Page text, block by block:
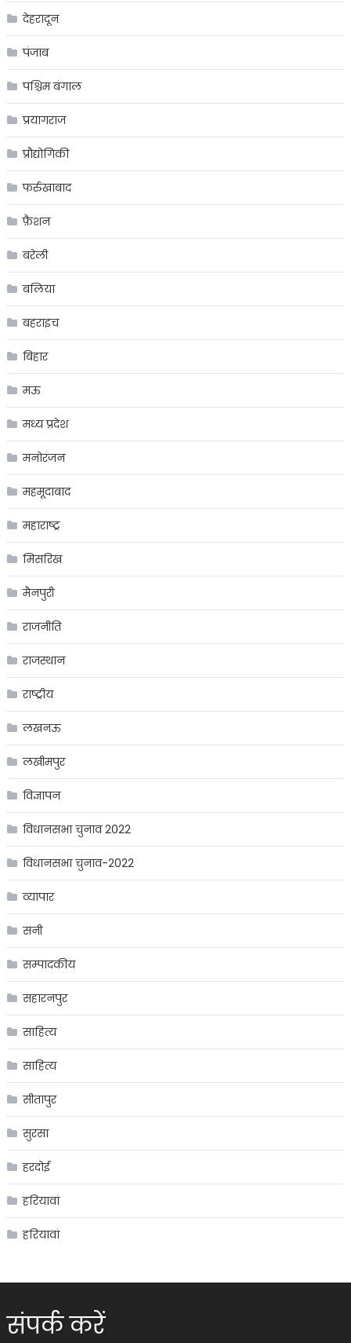
देहरादून
पंजाब
पश्चिम बंगाल
प्रयागराज
प्रौद्योगिकी
फर्रुखाबाद
फ़ैशन
बरेली
बलिया
बहराइच
बिहार
मऊ
मध्य प्रदेश
मनोरंजन
महमूदाबाद
महाराष्ट्र
मिसरिख
मैनपुरी
राजनीति
राजस्थान
राष्ट्रीय
लखनऊ
लखीमपुर
विज्ञापन
विधानसभा चुनाव 2022
विधानसभा चुनाव-2022
व्यापार
सनी
सम्पादकीय
सहारनपुर
साहित्य
साहित्य
सीतापुर
सुरसा
हरदोई
हरियावां
हरियावां
संपर्क करें